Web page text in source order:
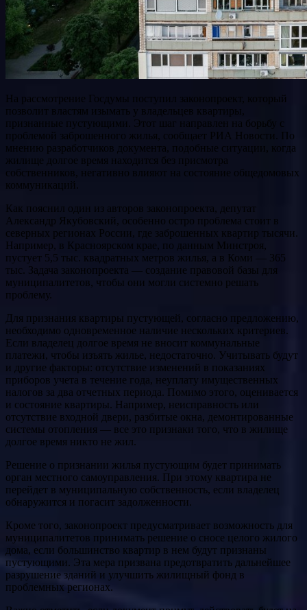
На рассмотрение Госдумы поступил законопроект, который
позволит властям изымать у владельцев квартиры,
признанные пустующими. Этот шаг направлен на борьбу с
проблемой заброшенного жилья, сообщает РИА Новости. По
мнению разработчиков документа, подобные ситуации, когда
жилище долгое время находится без присмотра
собственников, негативно влияют на состояние общедомовых
коммуникаций.
Как пояснил один из авторов законопроекта, депутат
Александр Якубовский, особенно остро проблема стоит в
северных регионах России, где заброшенных квартир тысячи.
Например, в Красноярском крае, по данным Минстроя,
пустует 5,5 тыс. квадратных метров жилья, а в Коми — 365
тыс. Задача законопроекта — создание правовой базы для
муниципалитетов, чтобы они могли системно решать
проблему.
Для признания квартиры пустующей, согласно предложению,
необходимо одновременное наличие нескольких критериев.
Если владелец долгое время не вносит коммунальные
платежи, чтобы изъять жилье, недостаточно. Учитывать будут
и другие факторы: отсутствие изменений в показаниях
приборов учета в течение года, неуплату имущественных
налогов за два отчетных периода. Помимо этого, оценивается
и состояние квартиры. Например, неисправность или
отсутствие входной двери, разбитые окна, демонтированные
системы отопления — все это признаки того, что в жилище
долгое время никто не жил.
Решение о признании жилья пустующим будет принимать
орган местного самоуправления. При этому квартира не
перейдет в муниципальную собственность, если владелец
обнаружится и погасит задолженности.
Кроме того, законопроект предусматривает возможность для
муниципалитетов принимать решение о сносе целого жилого
дома, если большинство квартир в нем будут признаны
пустующими. Эта мера призвана предотвратить дальнейшее
разрушение зданий и улучшить жилищный фонд в
проблемных регионах.